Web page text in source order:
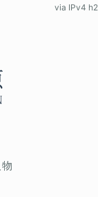
物
via IPv4 h2